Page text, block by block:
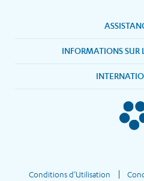
INFORMATIONS SUR
Conditions d’Utilisation